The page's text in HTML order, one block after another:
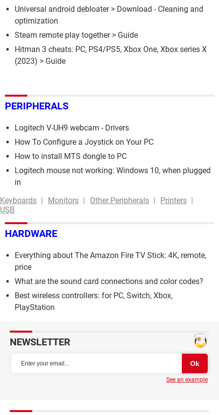
Universal android debloater> Download - Cleaning and
optimization
Steam remote play together> Guide
Hitman 3 cheats: PC, PS4/PS5, Xbox One, Xbox series X
(2023) > Guide
PERIPHERALS
Logitech V-UH9 webcam - Drivers
How To Configure a Joystick on Your PC
How to install MTS dongle to PC
Logitech mouse not working: Windows 10, when plugged
in
Keyboards
Monitors Other Peripherals
Printers
USB
HARDWARE
Everything about The Amazon Fire TV Stick: 4K, remote,
price
What are the sound card connections and color codes?
Best wireless controllers: for PC, Switch, Xbox,
PlayStation
NEWSLETTER
See an example